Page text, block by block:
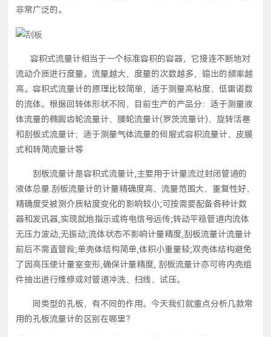
非常广泛的。
容积式流量计相当于一个标准容积的容器，它接连不断地对
流动介质进行度量。流量越大，度量的次数越多，输出的频率越
高。容积式流量计的原理比较简单，适于测量高粘度、低雷诺数
的流体。根据回转体形状不同，目前生产的产品分：适于测量液
体流量的椭圆齿轮流量计、腰轮流量计(罗茨流量计)、旋转活塞
和刮板式流量计；适于测量气体流量的伺服式容积流量计、皮膜
式和转简流量计等
刮板流量计是容积式流量计,主要用于计量流过封闭管道的
液体总量.刮板流量计的计量精确度高、流量范围大、重复性好、
精确度受被测介质粘度变化的影响较小;可按需要配备各种计数
器和发讯器,实现就地指示或将电信号远传;转动平稳管道内流体
无压力波动,无振动;流体状态不影响计量精度,刮板流量计流量计
前后不需直管段;单壳体结构简单,体积小重量轻;双壳体结构避免
了因高压使计量室变形,确保计量精度, 刮板流量计亦可将内壳组
件抽出进行维修或对管道冲洗、扫线、试压。
同类型的孔板，有不同的作用。今天我们就重点分析几款常
用的孔板流量计的区别在哪里？